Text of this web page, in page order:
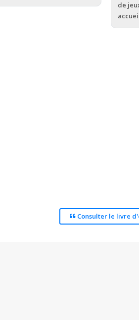
de jeux pour occuper les
accueillants et disponibles.
Consulter le livre